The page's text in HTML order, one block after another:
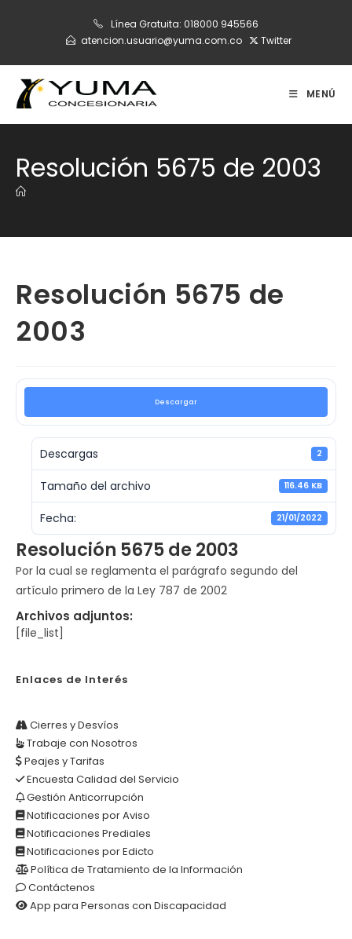
Línea Gratuita: 018000 945566
atencion.usuario@yuma.com.co
Twitter
MENÚ
Resolución 5675 de 2003
Resolución 5675 de
2003
Descargar
Descargas 2
Tamaño del archivo 116.46 KB
Fecha: 21/01/2022
Resolución 5675 de 2003
Por la cual se reglamenta el parágrafo segundo del
artículo primero de la Ley 787 de 2002
Archivos adjuntos:
[file_list]
Enlaces de Interés
Cierres y Desvíos
Trabaje con Nosotros
Peajes y Tarifas
Encuesta Calidad del Servicio
Gestión Anticorrupción
Notificaciones por Aviso
Notificaciones Prediales
Notificaciones por Edicto
Política de Tratamiento de la Información
Contáctenos
App para Personas con Discapacidad